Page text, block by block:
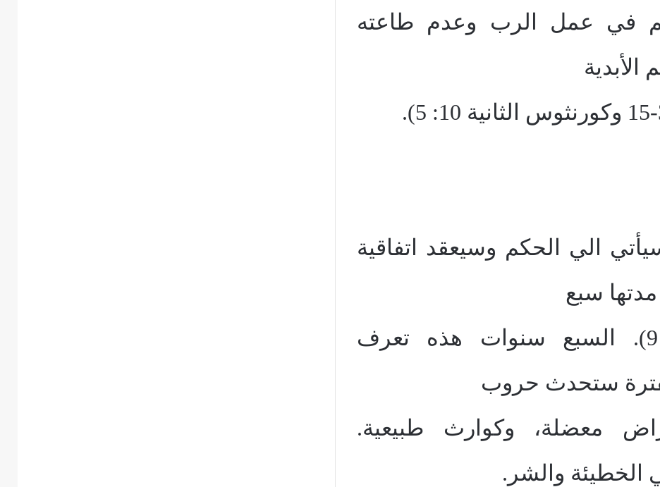
في عمل الرب وعدم طاعته
الي الحكم وسيعقد اتفاقية
سبع
سنوات (دانيال 27: 9). السبع سنوات هذه تعرف
ستحدث حروب
معضلة، وكوارث طبيعية.
الخطيئة والشر.